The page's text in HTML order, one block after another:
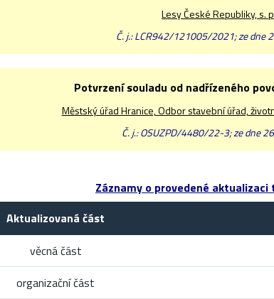
Lesy České Republiky, s.
Č. j.: LCR942/121005/2021; ze dne
Potvrzení souladu od nadřízeného
Městský úřad Hranice, Odbor stavební úřad,
Č. j.: OSUZPD/4480/22-3; ze dne
Záznamy o provedené
Aktualizovaná část
věcná část
organizační část